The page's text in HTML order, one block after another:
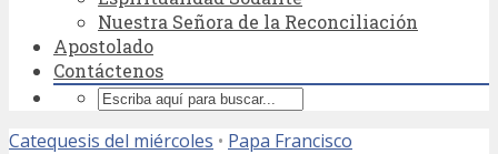
Nuestra Señora de la Reconciliación
Apostolado
Contáctenos
Catequesis del miércoles • Papa Francisco